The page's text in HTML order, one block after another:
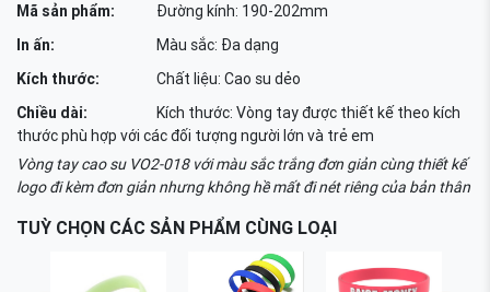
Mã sản phẩm:
Đường kính: 190-202mm
In ấn:
Màu sắc: Đa dạng
Kích thước:
Chất liệu: Cao su dẻo
Chiều dài:
Kích thước: Vòng tay được thiết kế theo kích
thước phù hợp với các đối tượng người lớn và trẻ em
Vòng tay cao su VO2-018 với màu sắc trắng đơn giản cùng thiết kế
logo đi kèm đơn giản nhưng không hề mất đi nét riêng của bản thân
TUỲ CHỌN CÁC SẢN PHẨM CÙNG LOẠI